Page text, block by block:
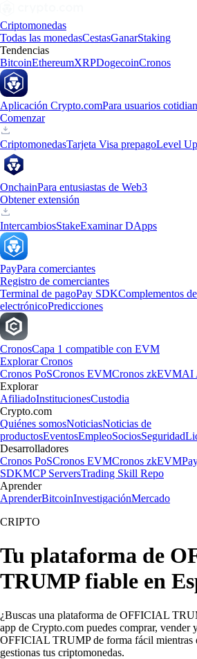
Criptomonedas
Todas las monedasCestasGanarStaking
Tendencias
BitcoinEthereumXRPDogecoinCronos
Aplicación Crypto.comPara usuarios
Comenzar
CriptomonedasTarjeta Visa prepagoLevel Up
OnchainPara entusiastas de Web3
Obtener extensión
IntercambiosStakeExaminar DApps
PayPara comerciantes
Registro de comerciantes
Terminal de pagoPay SDKComplementos
electrónicoPredicciones
CronosCapa 1 compatible con EVM
Explorar Cronos
Cronos PoSCronos EVMCronos zkEVMAI
Explorar
AfiliadoInstitucionesCustodia
Crypto.com
Quiénes somosNoticiasNoticias de
productosEventosEmpleoSociosSeguridad
Desarrolladores
Cronos PoSCronos EVMCronos zkEVM
SDKMCP ServersTrading Skill Repo
Aprender
AprenderBitcoinInvestigaciónMercado
CRIPTO
Tu plataforma de
TRUMP fiable en
¿Buscas una plataforma de OFFICIAL
app de Crypto.com puedes comprar, vender
OFFICIAL TRUMP de forma fácil mientras
gestionas tus criptomonedas.